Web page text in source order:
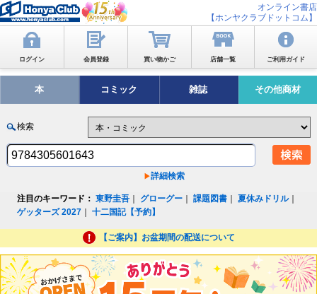
オンライン書店
【ホンヤクラブドットコム】
ログイン 会員登録 買い物かご 店舗一覧 ご利用ガイド
本 コミック 雑誌 その他商材
検索
詳細検索
注目のキーワード： 東野圭吾 グローグー ｜課題図書 ｜夏休みドリル｜
ゲッターズ 2027 ｜十二国記【予約】
【ご案内】お盆期間の配送について